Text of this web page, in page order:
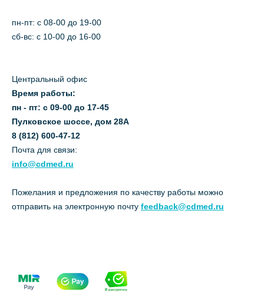
пн-пт: c 08-00 до 19-00
сб-вс: с 10-00 до 16-00
Центральный офис
Время работы:
пн - пт: с 09-00 до 17-45
Пулковское шоссе, дом 28А
8 (812) 600-47-12
Почта для связи:
info@cdmed.ru
Пожелания и предложения по качеству работы можно
отправить на электронную почту feedback@cdmed.ru